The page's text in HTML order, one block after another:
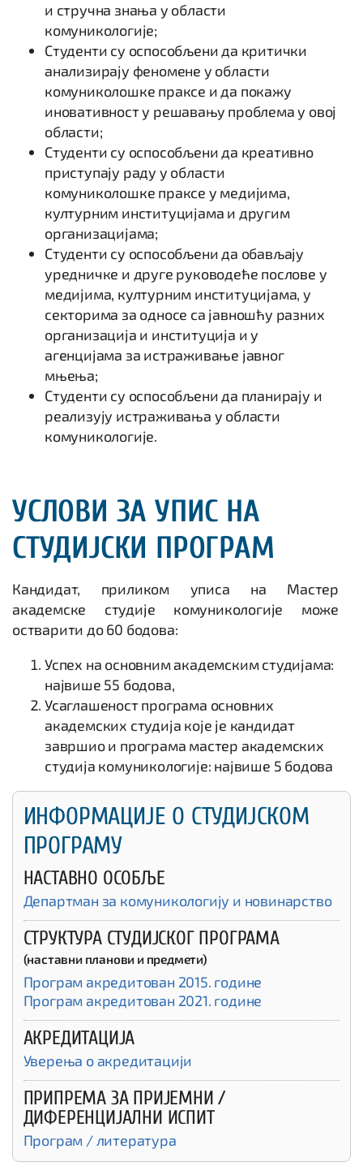
и стручна знања у области
комуникологије;
Студенти су оспособљени да критички
анализирају феномене у области
комуниколошке праксе и да покажу
иновативност у решавању проблема у овој
области;
Студенти су оспособљени да креативно
приступају раду у области
комуниколошке праксе у медијима,
културним институцијама и другим
организацијама;
Студенти су оспособљени да обављају
уредничке и друге руководеће послове у
медијима, културним институцијама, у
секторима за односе са јавношћу разних
организација и институција и у
агенцијама за истраживање јавног
мњења;
Студенти су оспособљени да планирају и
реализују истраживања у области
комуникологије.
УСЛОВИ ЗА УПИС НА
СТУДИЈСКИ ПРОГРАМ
Кандидат, приликом уписа на Мастер
академске студије комуникологије може
остварити до 60 бодова:
Успех на основним академским студијама:
највише 55 бодова,
Усаглашеност програма основних
академских студија које је кандидат
завршио и програма мастер академских
студија комуникологије: највише 5 бодова
ИНФОРМАЦИЈЕ О СТУДИЈСКОМ
ПРОГРАМУ
НАСТАВНО ОСОБЉЕ
Департман за комуникологију и новинарство
СТРУКТУРА СТУДИЈСКОГ ПРОГРАМА
(наставни планови и предмети)
Програм акредитован 2015. године
Програм акредитован 2021. године
АКРЕДИТАЦИЈА
Уверења о акредитацији
ПРИПРЕМА ЗА ПРИЈЕМНИ /
ДИФЕРЕНЦИЈАЛНИ ИСПИТ
Програм / литература